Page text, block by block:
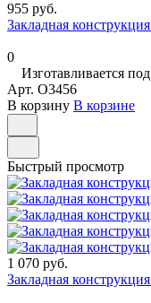
955 руб.
Закладная
0
Изготавливается под
Арт. O3456
В корзину В корзине
Быстрый просмотр
1 070 руб.
Закладная